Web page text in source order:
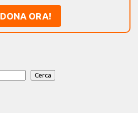
DONA ORA!
Cerca